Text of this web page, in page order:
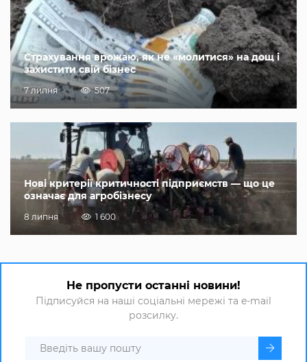
Страхування врожаю, як не «молитися» на дощ і
захистити свій бізнес
7 липня 507
Нові критерії критичності підприємств — що це
означає для агробізнесу
8 липня 1 600
Не пропусти останні новини!
Підписуйся на наші соціальні мережі та e-mail
розсилку.